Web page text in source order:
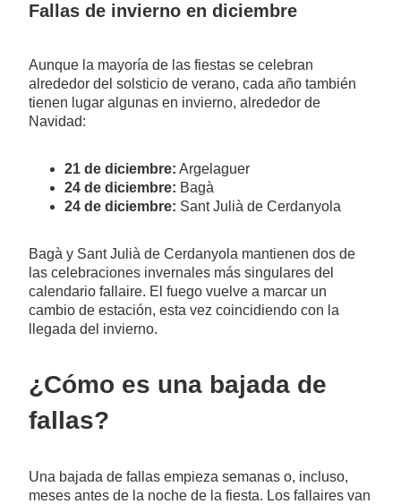
Fallas de invierno en diciembre
Aunque la mayoría de las fiestas se celebran
alrededor del solsticio de verano, cada año también
tienen lugar algunas en invierno, alrededor de
Navidad:
21 de diciembre: Argelaguer
24 de diciembre: Bagà
24 de diciembre: Sant Julià de Cerdanyola
Bagà y Sant Julià de Cerdanyola mantienen dos de
las celebraciones invernales más singulares del
calendario fallaire. El fuego vuelve a marcar un
cambio de estación, esta vez coincidiendo con la
llegada del invierno.
¿Cómo es una bajada de
fallas?
Una bajada de fallas empieza semanas o, incluso,
meses antes de la noche de la fiesta. Los fallaires van